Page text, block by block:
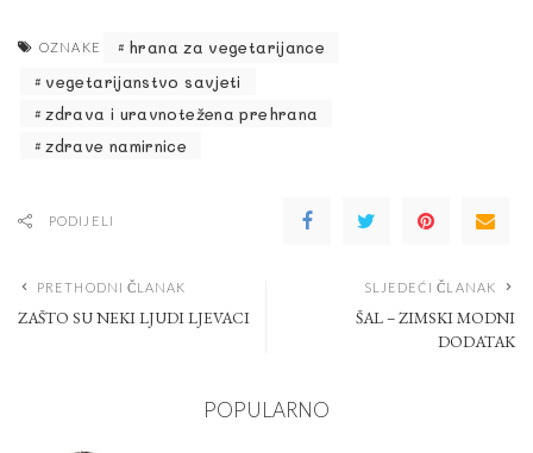
OZNAKE
hrana za vegetarijance
vegetarijanstvo savjeti
zdrava i uravnotežena prehrana
zdrave namirnice
PODIJELI
PRETHODNI ČLANAK
ZAŠTO SU NEKI LJUDI LJEVACI
SLJEDEĆI ČLANAK
ŠAL – ZIMSKI MODNI
DODATAK
POPULARNO